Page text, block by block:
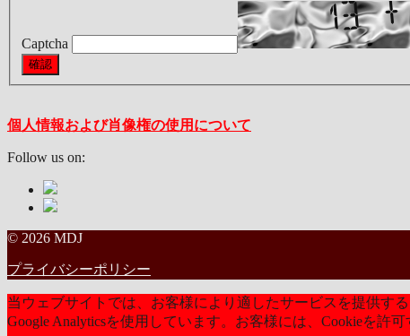
Captcha
個人情報および肖像権の使用について
Follow us on:
© 2026 MDJ
プライバシーポリシー
当ウェブサイトでは、お客様により適したサービスを提供す
Google Analyticsを使用しています。お客様には、Cookieを許